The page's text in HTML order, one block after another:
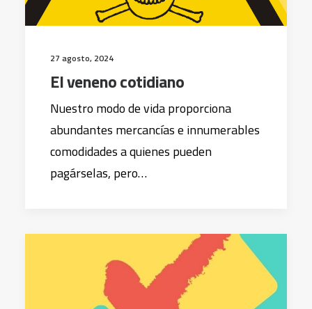
27 agosto, 2024
El veneno cotidiano
Nuestro modo de vida proporciona
abundantes mercancías e innumerables
comodidades a quienes pueden
pagárselas, pero…